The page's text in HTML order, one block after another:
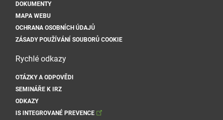
DOKUMENTY
MAPA WEBU
OCHRANA OSOBNÍCH ÚDAJŮ
ZÁSADY POUŽÍVÁNÍ SOUBORŮ COOKIE
Rychlé odkazy
OTÁZKY A ODPOVĚDI
SEMINÁŘE K IRZ
ODKAZY
IS INTEGROVANÉ PREVENCE